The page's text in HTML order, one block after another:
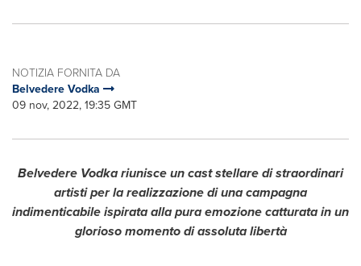
NOTIZIA FORNITA DA
Belvedere Vodka
09 nov, 2022, 19:35 GMT
Belvedere Vodka riunisce un cast stellare di straordinari
artistiper la realizzazione di una campagna
indimenticabile ispirata alla pura emozionecatturata in un
glorioso momento di assoluta libertà